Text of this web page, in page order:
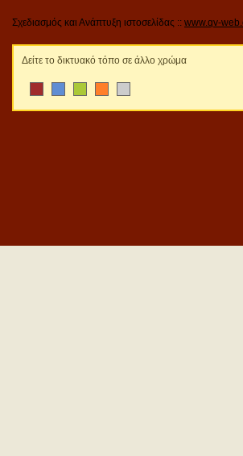
Σχεδιασμός και Ανάπτυξη ιστοσελίδας :: www.qv-
Δείτε το δικτυακό τόπο σε άλλο χρώμα